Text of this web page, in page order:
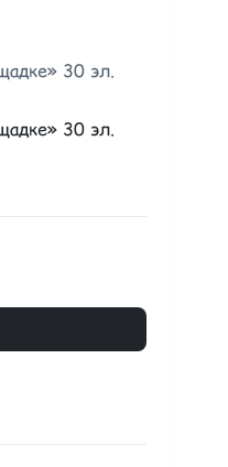
30 эл.
30 эл.